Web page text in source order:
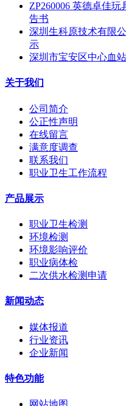
ZP260006 英德卓佳
告书
深圳生科原技术有限
示
深圳市宝安区中心血
关于我们
公司简介
公正性声明
在线留言
满意度调查
联系我们
职业卫生工作流程
产品展示
职业卫生检测
环境检测
环境影响评价
职业病体检
二次供水检测申请
新闻动态
媒体报道
行业资讯
企业新闻
特色功能